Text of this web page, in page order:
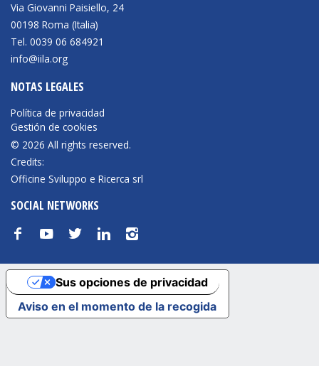
Via Giovanni Paisiello, 24
00198 Roma (Italia)
Tel. 0039 06 684921
info@iila.org
NOTAS LEGALES
Política de privacidad
Gestión de cookies
© 2026 All rights reserved.
Credits:
Officine Sviluppo e Ricerca srl
SOCIAL NETWORKS
f y t n i
Aviso en el momento de la recogida
Sus opciones de privacidad